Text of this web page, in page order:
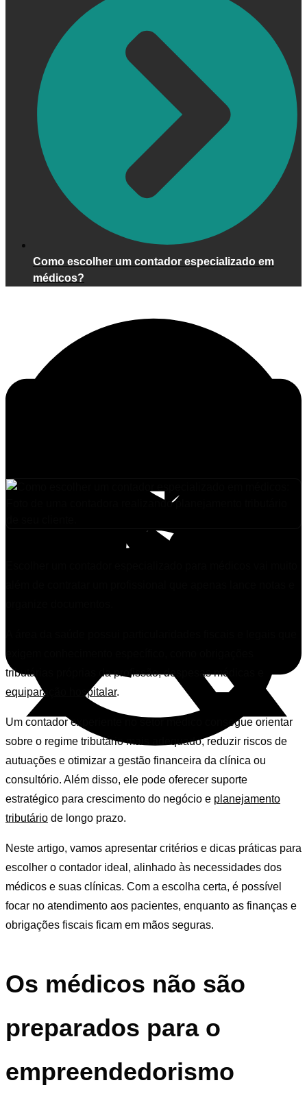
Como escolher um contador especializado em
médicos?
exigem conhecimento específico, como obrigações
tributárias próprias da profissão, despesas médicas e
equiparação hospitalar.
Um contador experiente no setor médico consegue orientar
sobre o regime tributário mais adequado, reduzir riscos de
autuações e otimizar a gestão financeira da clínica ou
consultório. Além disso, ele pode oferecer suporte
estratégico para crescimento do negócio e planejamento
tributário de longo prazo.
Neste artigo, vamos apresentar critérios e dicas práticas para
escolher o contador ideal, alinhado às necessidades dos
médicos e suas clínicas. Com a escolha certa, é possível
focar no atendimento aos pacientes, enquanto as finanças e
obrigações fiscais ficam em mãos seguras.
Os médicos não são
preparados para o
empreendedorismo